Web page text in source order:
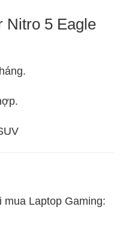
Nitro 5 Eagle
mua Laptop Gaming: